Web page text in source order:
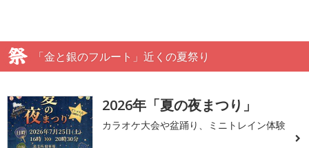
「金と銀のフルート」近くの夏祭り
2026年「夏の夜まつり」
カラオケ大会や盆踊り、ミニトレイン体験